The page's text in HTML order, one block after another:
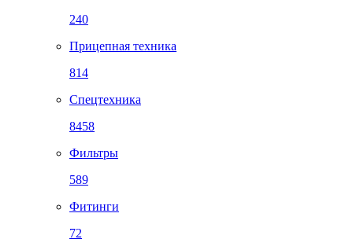
240
Прицепная техника
814
Спецтехника
8458
Фильтры
589
Фитинги
72